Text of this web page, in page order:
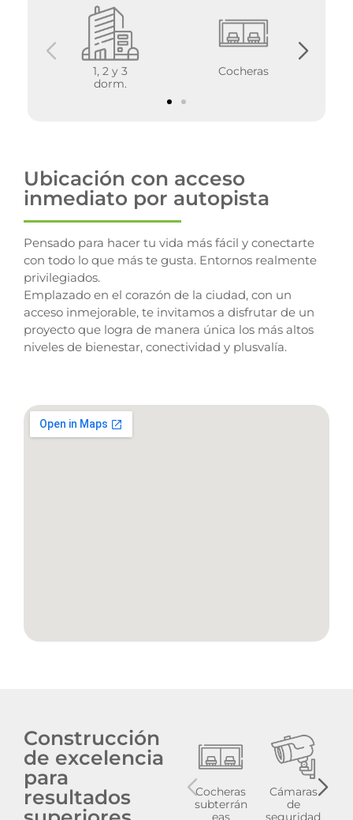
1, 2 y 3
dorm.
Cocheras
Ubicación con acceso
inmediato por autopista
Pensado para hacer tu vida más fácil y conectarte
con todo lo que más te gusta. Entornos realmente
privilegiados.
Emplazado en el corazón de la ciudad, con un
acceso inmejorable, te invitamos a disfrutar de un
proyecto que logra de manera única los más altos
niveles de bienestar, conectividad y plusvalía.
Construcción
de excelencia
para
resultados
Cocheras
subterrán
eas
Cámaras
de
seguridad